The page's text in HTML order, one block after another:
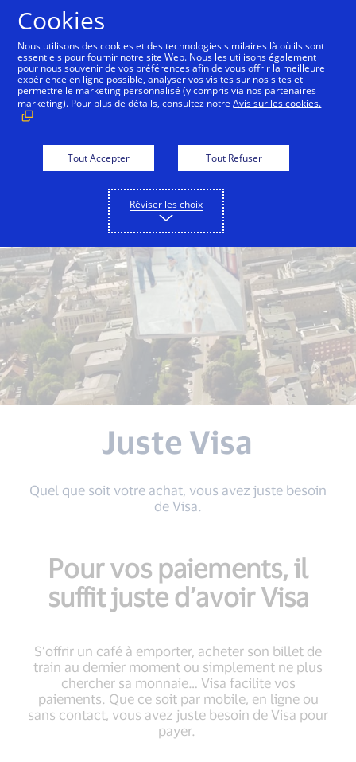
Juste Visa
Quel que soit votre achat, vous avez juste besoin
de Visa.
Pour vos paiements, il
suffit juste d’avoir Visa
S’offrir un café à emporter, acheter son billet de
train au dernier moment ou simplement ne plus
chercher sa monnaie… Visa facilite vos
paiements. Que ce soit par mobile, en ligne ou
sans contact, vous avez juste besoin de Visa pour
payer.
Cookies
Nous utilisons des cookies et des technologies similaires là où ils sont
essentiels pour fournir notre site Web. Nous les utilisons également
pour nous souvenir de vos préférences afin de vous offrir la meilleure
expérience en ligne possible, analyser vos visites sur nos sites et
permettre le marketing personnalisé (y compris via nos partenaires
marketing). Pour plus de détails, consultez notreAvis sur les cookies.
Tout Accepter Tout Refuser
Réviser les choix